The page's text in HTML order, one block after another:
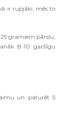
ir rupjāki, mēs to
gramiem pārslu,
8-10 garšīgu
un paturēt 5